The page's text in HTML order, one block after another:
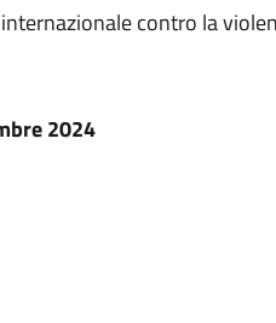
contro la
2024